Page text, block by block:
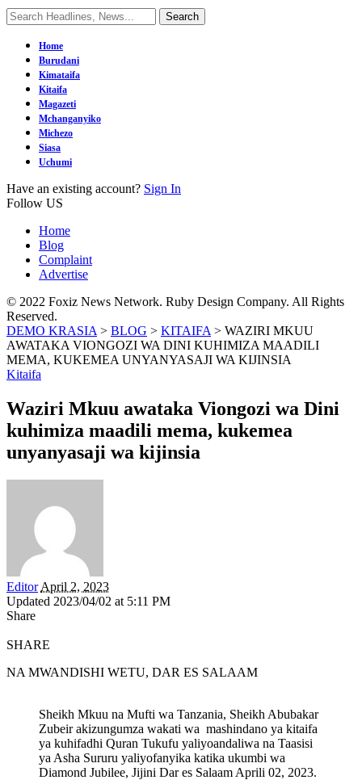
Home
Burudani
Kimataifa
Kitaifa
Magazeti
Mchanganyiko
Michezo
Siasa
Uchumi
Have an existing account? Sign In
Follow US
Home
Blog
Complaint
Advertise
© 2022 Foxiz News Network. Ruby Design Company. All Rights
Reserved.
DEMO KRASIA > BLOG > KITAIFA > WAZIRI MKUU
AWATAKA VIONGOZI WA DINI KUHIMIZA MAADILI
MEMA, KUKEMEA UNYANYASAJI WA KIJINSIA
Kitaifa
Waziri Mkuu awataka Viongozi wa Dini
kuhimiza maadili mema, kukemea
unyanyasaji wa kijinsia
Editor April 2, 2023
Updated 2023/04/02 at 5:11 PM
Share
SHARE
NA MWANDISHI WETU, DAR ES SALAAM
Sheikh Mkuu na Mufti wa Tanzania, Sheikh Abubakar
Zubeir akizungumza wakati wa mashindano ya kitaifa
ya kuhifadhi Quran Tukufu yaliyoandaliwa na Taasisi
ya Asha Sururu yaliyofanyika katika ukumbi wa
Diamond Jubilee, Jijini Dar es Salaam Aprili 02, 2023.